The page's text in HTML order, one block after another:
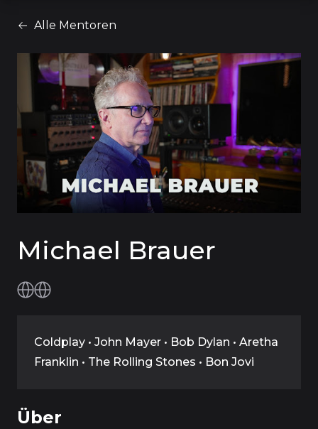
Alle Mentoren
Michael Brauer
Coldplay • John Mayer • Bob Dylan • Aretha
Franklin • The Rolling Stones • Bon Jovi
Über